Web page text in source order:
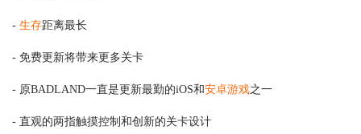
- 生存距离最长
- 免费更新将带来更多关卡
- 原BADLAND一直是更新最勤的iOS和安卓游戏之一
- 直观的两指触摸控制和创新的关卡设计